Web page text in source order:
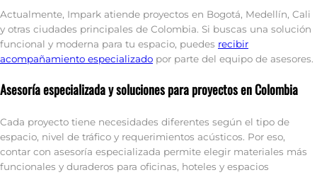
Actualmente, Impark atiende proyectos en Bogotá, Medellín, Cali
y otras ciudades principales de Colombia. Si buscas una solución
funcional y moderna para tu espacio, puedes recibir
acompañamiento especializado por parte del equipo de asesores.
Asesoría especializada y soluciones para proyectos en Colombia
Cada proyecto tiene necesidades diferentes según el tipo de
espacio, nivel de tráfico y requerimientos acústicos. Por eso,
contar con asesoría especializada permite elegir materiales más
funcionales y duraderos para oficinas, hoteles y espacios